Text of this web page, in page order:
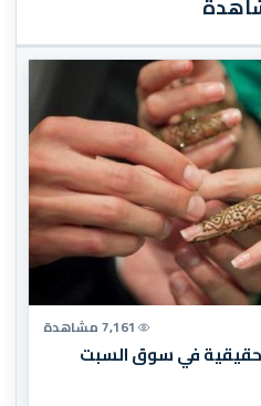
7,161 مشاهدة
في سوق السبت